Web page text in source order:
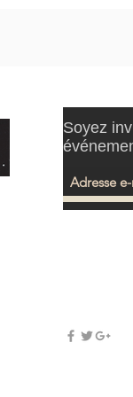
Soyez